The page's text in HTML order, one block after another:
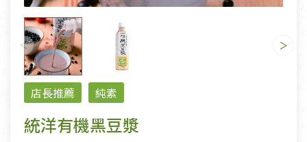
店長推薦 純素
統洋有機黑豆漿